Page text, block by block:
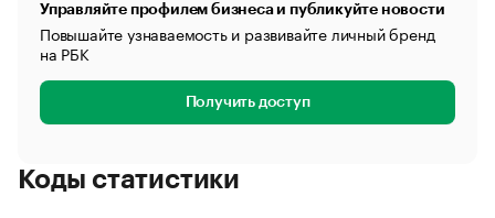
Управляйте профилем бизнеса и публикуйте новости
Повышайте узнаваемость и развивайте личный бренд
на РБК
Получить доступ
Коды статистики